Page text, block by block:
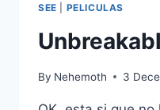
SEE
PELICULAS
By Nehemoth 3